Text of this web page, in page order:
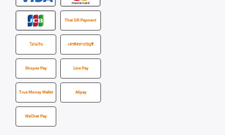
Thai QR Payment
โอนเงิน เครดิตทางบัญชี
Shopee Pay Line Pay
True Money Wallet Alipay
WeChat Pay